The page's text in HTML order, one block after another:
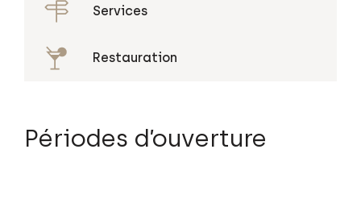
Services
Restauration
Périodes d’ouverture